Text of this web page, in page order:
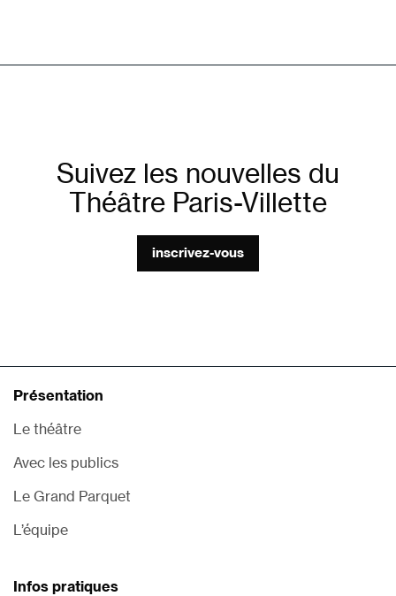
Suivez les nouvelles du
Théâtre Paris-Villette
inscrivez-vous
Présentation
Le théâtre
Avec les publics
Le Grand Parquet
L’équipe
Infos pratiques